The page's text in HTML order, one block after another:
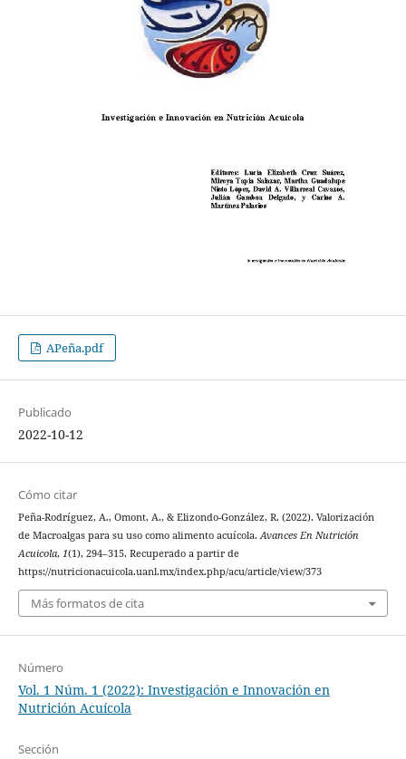
APeña.pdf
Publicado
2022-10-12
Cómo citar
Peña-Rodríguez, A., Omont, A., & Elizondo-González, R. (2022). Valorización
de Macroalgas para su uso como alimento acuícola. Avances En Nutrición
Acuicola, 1(1), 294–315. Recuperado a partir de
https://nutricionacuicola.uanl.mx/index.php/acu/article/view/373
Más formatos de cita
Número
Vol. 1 Núm. 1 (2022): Investigación e Innovación en
Nutrición Acuícola
Sección